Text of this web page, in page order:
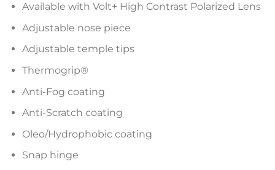
Available with Volt+ High Contrast Polarized Lens
Adjustable nose piece
Adjustable temple tips
Thermogrip®
Anti-Fog coating
Anti-Scratch coating
Oleo/Hydrophobic coating
Snap hinge